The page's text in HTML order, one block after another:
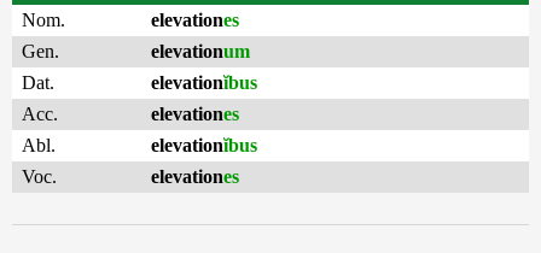
Nom.
elevationes
Gen.
elevationum
Dat.
elevationĭbus
Acc.
elevationes
Abl.
elevationĭbus
Voc.
elevationes